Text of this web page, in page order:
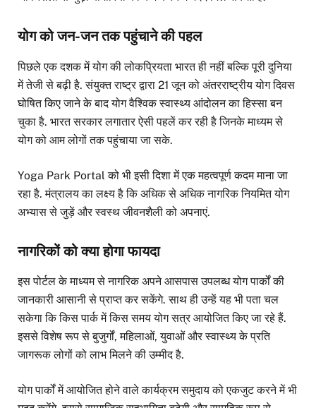
योग को जन-जन तक पहुंचाने की पहल
पिछले एक दशक में योग की लोकप्रियता भारत ही नहीं बल्कि पूरी दुनिया
में तेजी से बढ़ी है. संयुक्त राष्ट्र द्वारा 21 जून को अंतरराष्ट्रीय योग दिवस
घोषित किए जाने के बाद योग वैश्विक स्वास्थ्य आंदोलन का हिस्सा बन
चुका है. भारत सरकार लगातार ऐसी पहलें कर रही है जिनके माध्यम से
योग को आम लोगों तक पहुंचाया जा सके.
Yoga Park Portal को भी इसी दिशा में एक महत्वपूर्ण कदम माना जा
रहा है. मंत्रालय का लक्ष्य है कि अधिक से अधिक नागरिक नियमित योग
अभ्यास से जुड़ें और स्वस्थ जीवनशैली को अपनाएं.
नागरिकों को क्या होगा फायदा
इस पोर्टल के माध्यम से नागरिक अपने आसपास उपलब्ध योग पार्कों की
जानकारी आसानी से प्राप्त कर सकेंगे. साथ ही उन्हें यह भी पता चल
सकेगा कि किस पार्क में किस समय योग सत्र आयोजित किए जा रहे हैं.
इससे विशेष रूप से बुजुर्गों, महिलाओं, युवाओं और स्वास्थ्य के प्रति
जागरूक लोगों को लाभ मिलने की उम्मीद है.
योग पार्कों में आयोजित होने वाले कार्यक्रम समुदाय को एकजुट करने में भी